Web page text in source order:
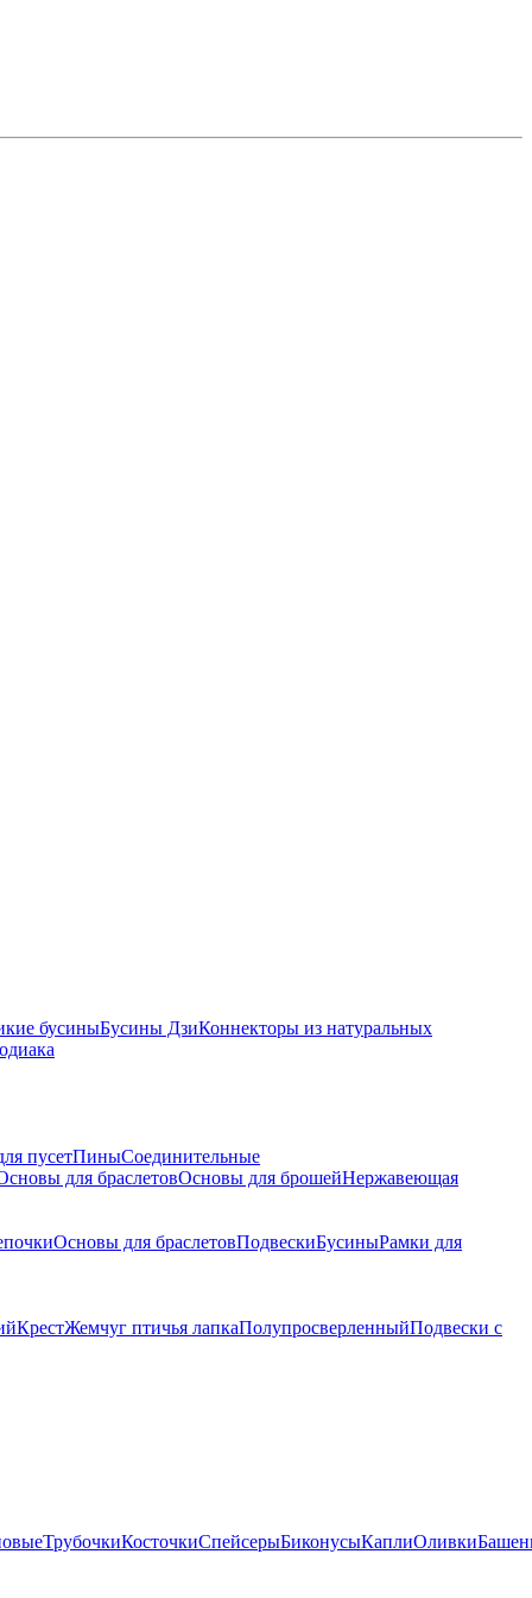
бусиныБусины ДзиКоннекторы из натуральных
пусетПиныСоединительные
для браслетовОсновы для брошейНержавеющая
Основы для браслетовПодвескиБусиныРамки для
КрестЖемчуг птичья лапкаПолупросверленныйПодвески с
ТрубочкиКосточкиСпейсерыБиконусыКаплиОливки